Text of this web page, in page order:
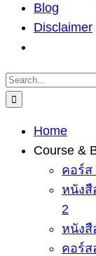
Blog
Disclaimer
Search
for:
Home
Course &
คอร์ส
หนังสื
2
หนังสื
คอร์ส